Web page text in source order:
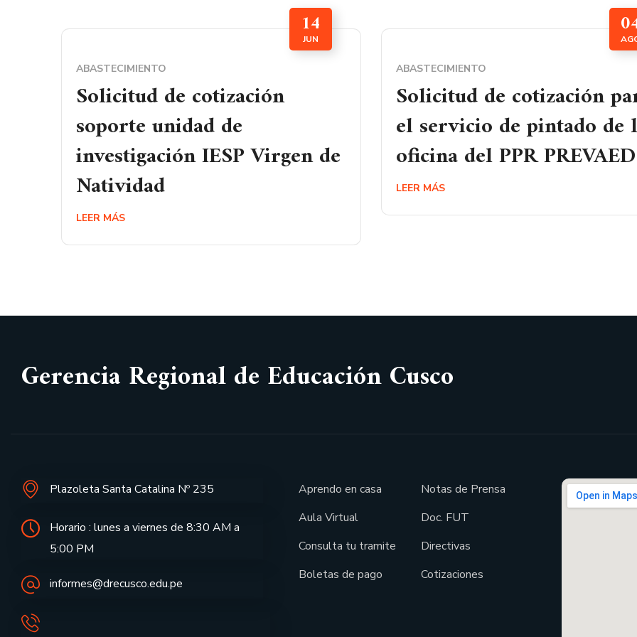
14
JUN
ABASTECIMIENTO
Solicitud de cotización
soporte unidad de
investigación IESP Virgen de
Natividad
LEER MÁS
ABASTECIMIENTO
Solicitud de cotización
el servicio de pintado de
oficina del PPR PREVAED
LEER MÁS
Gerencia Regional de Educación Cusco
Plazoleta Santa Catalina Nº 235
Horario : lunes a viernes de 8:30 AM a
5:00 PM
informes@drecusco.edu.pe
Aprendo en casa
Aula Virtual
Consulta tu tramite
Boletas de pago
Notas de Prensa
Doc. FUT
Directivas
Cotizaciones